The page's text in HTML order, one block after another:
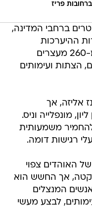
פריז
ערב נפרסו כ-10,000 שוטרים ברחבי המדינה,
למרות ההיערכות
הרחבה, הלילה הסתיים ביותר מ-260 מעצרים
הצתות ועימותים
אליזה, אך
מונפלייה וניס.
משמעותית
רגישות דומה.
האוהדים צפוי
אך החשש הוא
המנצלים
לבצע מעשי